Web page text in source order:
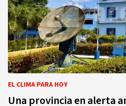
EL CLIMA PARA HOY
Una provincia en alerta